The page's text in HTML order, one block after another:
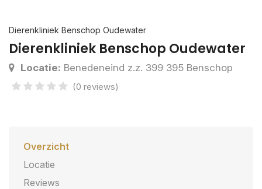
Dierenkliniek Benschop Oudewater
Dierenkliniek Benschop Oudewater
Locatie: Benedeneind z.z. 399 395 Benschop
(0 reviews)
Overzicht
Locatie
Reviews